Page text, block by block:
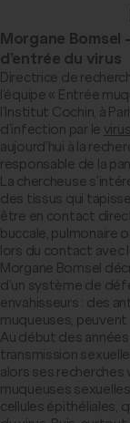
Morgane Bomsel
d’entrée du virus
Directrice de
l’équipe « Entrée
l’Institut Cochin, à
d’infection par le
aujourd’hui à la
responsable de la
La chercheuse
des tissus qui
être en contact
buccale, pulmonaire
lors du contact avec
Morgane Bomsel
d’un système de
envahisseurs : des
muqueuses,
Au début des
transmission
alors ses recherches
muqueuses
cellules épithéliales,